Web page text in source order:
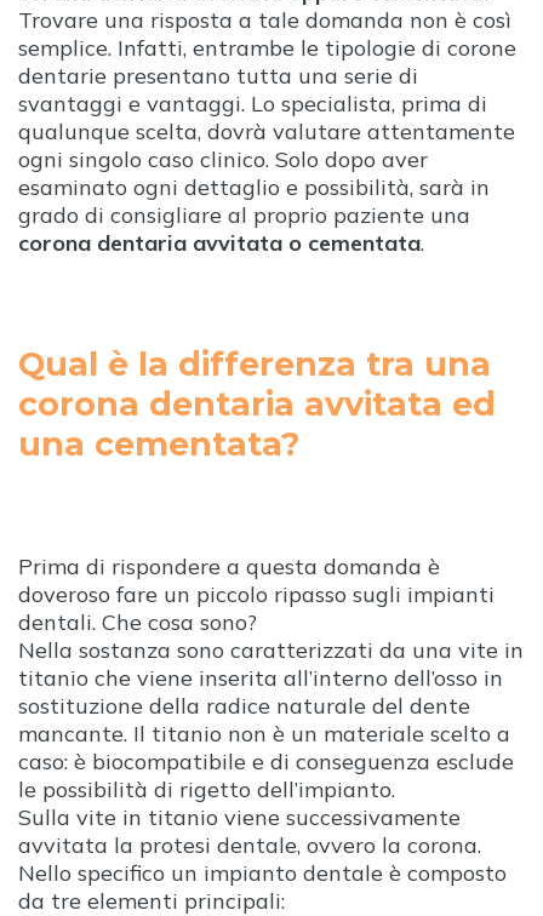
Trovare una risposta a tale domanda non è così
semplice. Infatti, entrambe le tipologie di corone
dentarie presentano tutta una serie di
svantaggi e vantaggi. Lo specialista, prima di
qualunque scelta, dovrà valutare attentamente
ogni singolo caso clinico. Solo dopo aver
esaminato ogni dettaglio e possibilità, sarà in
grado di consigliare al proprio paziente una
corona dentaria avvitata o cementata.
Qual è la differenza tra una
corona dentaria avvitata ed
una cementata?
Prima di rispondere a questa domanda è
doveroso fare un piccolo ripasso sugli impianti
dentali. Che cosa sono?
Nella sostanza sono caratterizzati da una vite in
titanio che viene inserita all’interno dell’osso in
sostituzione della radice naturale del dente
mancante. Il titanio non è un materiale scelto a
caso: è biocompatibile e di conseguenza esclude
le possibilità di rigetto dell’impianto.
Sulla vite in titanio viene successivamente
avvitata la protesi dentale, ovvero la corona.
Nello specifico un impianto dentale è composto
da tre elementi principali: